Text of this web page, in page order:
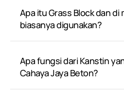
Apa itu Grass Block dan di
biasanya digunakan?
Apa fungsi dari Kanstin
Cahaya Jaya Beton?